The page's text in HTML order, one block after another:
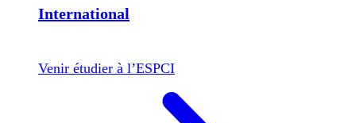
International
Venir étudier à l’ESPCI